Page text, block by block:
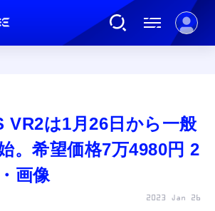
AI
ガジェット
VR2は1月26日から一般
。希望価格7万4980円 2
画像
2023 Jan 26